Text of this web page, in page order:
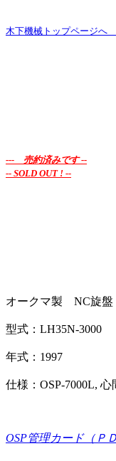
木下機械トップページへ
--- 売約済みです --
-- SOLD OUT ! --
オークマ製 NC旋盤
型式：LH35N-3000
年式：1997
仕様：OSP-7000L,
OSP管理カード（ＰＤ